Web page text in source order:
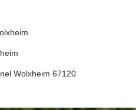
Wolxheim 67120